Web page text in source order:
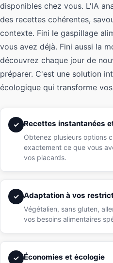
disponibles chez vous. L'IA
des recettes cohérentes,
contexte. Fini le gaspillage
vous avez déjà. Fini aussi la
découvrez chaque jour de
préparer. C'est une solution
écologique qui transforme
✓ Recettes instantanées
Obtenez plusieurs options
exactement ce que vous
vos placards.
✓ Adaptation à vos
Végétalien, sans gluten,
vos besoins alimentaires
✓ Économies et écologie